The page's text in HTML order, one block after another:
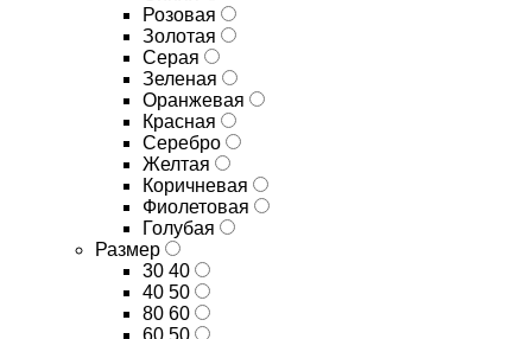
Розовая
Золотая
Серая
Зеленая
Оранжевая
Красная
Серебро
Желтая
Коричневая
Фиолетовая
Голубая
Размер
30 40
40 50
80 60
60 50